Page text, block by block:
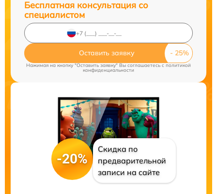
Бесплатная консультация со
специалистом
Оставить заявку
Нажимая на кнопку "Оставить заявку" Вы соглашаетесь c политикой
конфиденциальности
-20%
Скидка по
предварительной
записи на сайте